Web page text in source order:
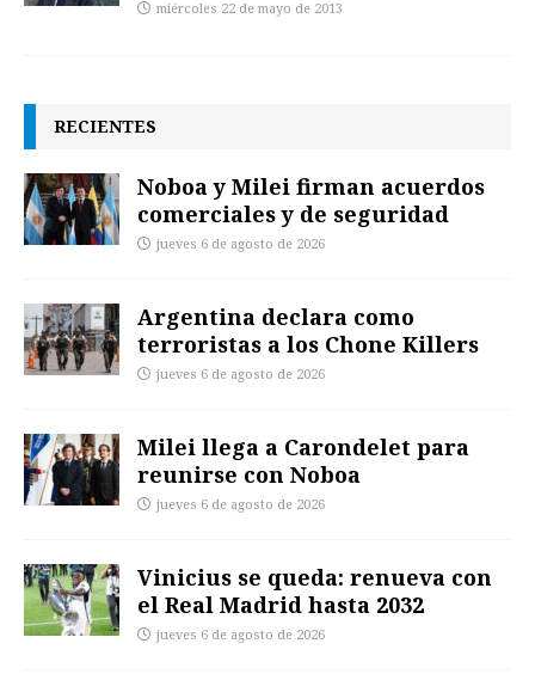
miércoles 22 de mayo de 2013
RECIENTES
Noboa y Milei firman acuerdos
comerciales y de seguridad
jueves 6 de agosto de 2026
Argentina declara como
terroristas a los Chone Killers
jueves 6 de agosto de 2026
Milei llega a Carondelet para
reunirse con Noboa
jueves 6 de agosto de 2026
Vinicius se queda: renueva con
el Real Madrid hasta 2032
jueves 6 de agosto de 2026